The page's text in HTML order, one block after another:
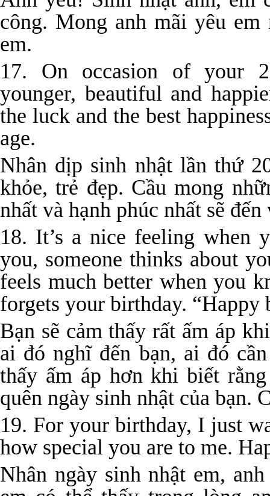
công. Mong anh mãi yêu
em.
17. On occasion of your
younger, beautiful and
the luck and the best
age.
Nhân dịp sinh nhật lần thứ
khỏe, trẻ đẹp. Cầu mong
nhất và hạnh phúc nhất sẽ
18. It’s a nice feeling when
you, someone thinks about
feels much better when you
forgets your birthday. “Happy
Bạn sẽ cảm thấy rất ấm áp
ai đó nghĩ đến bạn, ai đó
thấy ấm áp hơn khi biết
quên ngày sinh nhật của bạn.
19. For your birthday, I just
how special you are to me.
Nhân ngày sinh nhật em,